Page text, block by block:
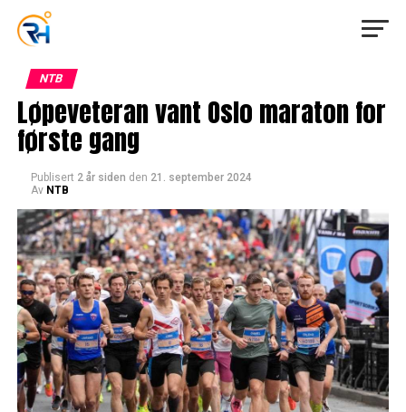
NTB
Løpeveteran vant Oslo maraton for
første gang
Publisert 2 år siden den 21. september 2024
Av NTB